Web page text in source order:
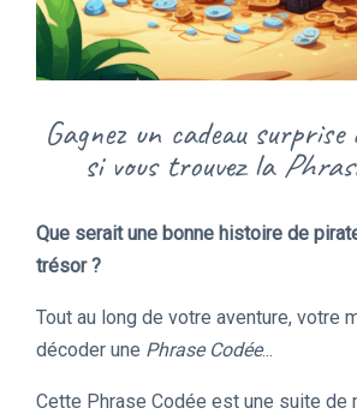
Gagnez un cadeau
si vous trouvez la
Que serait une bonne histoire de
trésor ?
Tout au long de votre aventure, votre
décoder une Phrase Codée...
Cette Phrase Codée est une suite de